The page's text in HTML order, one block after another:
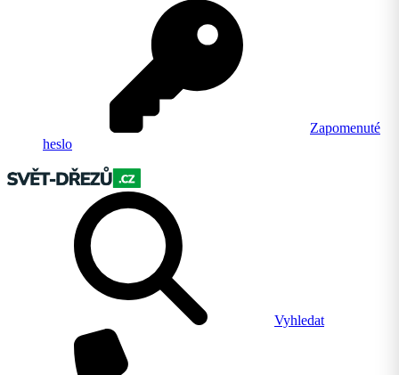
Zapomenuté
heslo
Vyhledat